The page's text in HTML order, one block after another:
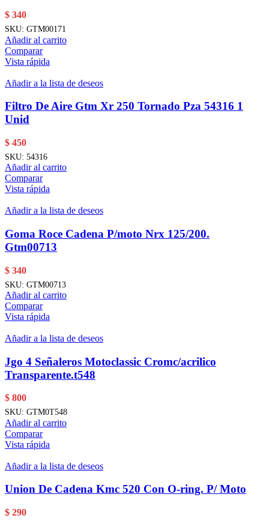
$ 340
SKU: GTM00171
Añadir al carrito
Comparar
Vista rápida
Añadir a la lista de deseos
Filtro De Aire Gtm Xr 250 Tornado Pza 54316 1
Unid
$ 450
SKU: 54316
Añadir al carrito
Comparar
Vista rápida
Añadir a la lista de deseos
Goma Roce Cadena P/moto Nrx 125/200.
Gtm00713
$ 340
SKU: GTM00713
Añadir al carrito
Comparar
Vista rápida
Añadir a la lista de deseos
Jgo 4 Señaleros Motoclassic Cromc/acrilico
Transparente.t548
$ 800
SKU: GTM0T548
Añadir al carrito
Comparar
Vista rápida
Añadir a la lista de deseos
Union De Cadena Kmc 520 Con O-ring. P/ Moto
$ 290